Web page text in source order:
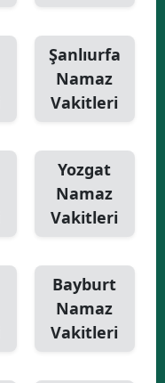
Şanlıurfa
Namaz
Vakitleri
Yozgat
Namaz
Vakitleri
Bayburt
Namaz
Vakitleri